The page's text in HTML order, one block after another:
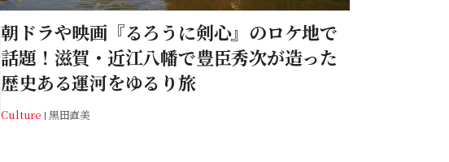
朝ドラや映画『るろうに剣心』のロケ地で
話題！滋賀・近江八幡で豊臣秀次が造った
歴史ある運河をゆるり旅
Culture 黒田直美